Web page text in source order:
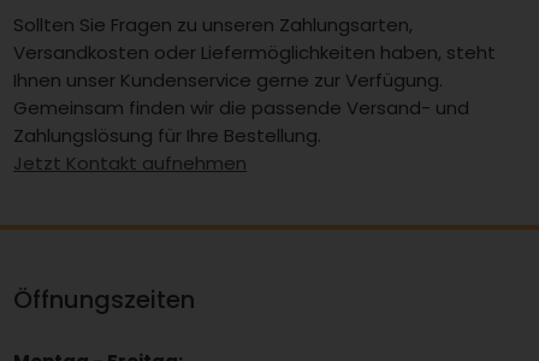
Sollten Sie Fragen zu unseren Zahlungsarten,
Versandkosten oder Liefermöglichkeiten haben, steht
Ihnen unser Kundenservice gerne zur Verfügung.
Gemeinsam finden wir die passende Versand- und
Zahlungslösung für Ihre Bestellung.
Jetzt Kontakt aufnehmen
Öffnungszeiten